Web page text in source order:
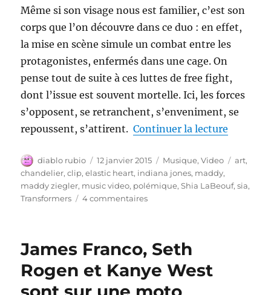
Même si son visage nous est familier, c’est son
corps que l’on découvre dans ce duo : en effet,
la mise en scène simule un combat entre les
protagonistes, enfermés dans une cage. On
pense tout de suite à ces luttes de free fight,
dont l’issue est souvent mortelle. Ici, les forces
s’opposent, se retranchent, s’enveniment, se
repoussent, s’attirent.Continuer la lecture
Auteur
diablo rubio
Publié
le
12 janvier 2015 Catégories
Musique,Video art,
chandelier,clip,elastic heart, indiana jones, maddy,
maddy ziegler, music video, polémique,Shia LaBeouf,sia,
Transformers
4 commentairessur
Élastique
James Franco, Seth
Rogen et Kanye West